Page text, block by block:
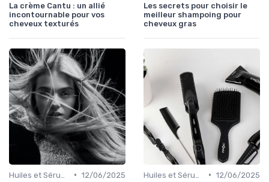
La crème Cantu : un allié
incontournable pour vos
cheveux texturés
Les secrets pour choisir le
meilleur shampoing pour
cheveux gras
• 12/06/2025
• 12/06/2025